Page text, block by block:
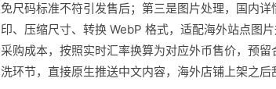
免尺码标准不符引发售后；第三是图片处理，国内
印、压缩尺寸、转换 WebP 格式，适配海外站点图
采购成本，按照实时汇率换算为对应外币售价，预
洗环节，直接原生推送中文内容，海外店铺上架之后